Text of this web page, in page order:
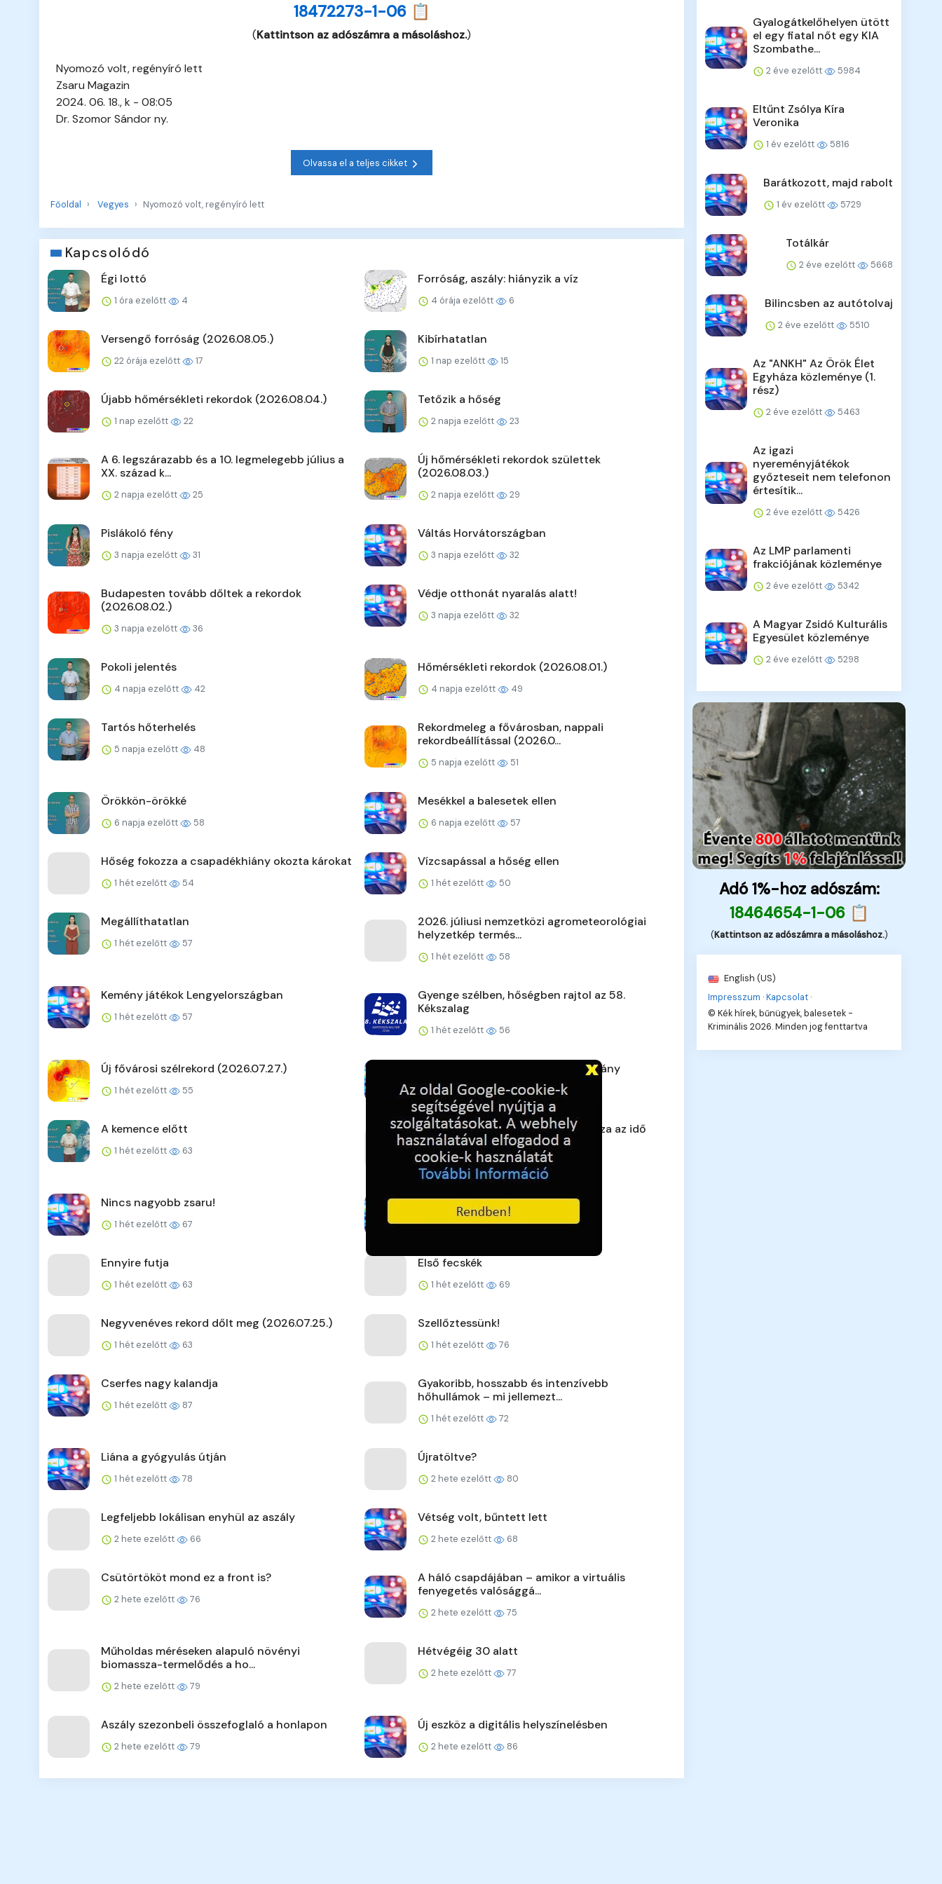
18472273-1-06 📋
(Kattintson az adószámra a másoláshoz.)
Nyomozó volt, regényíró lett
Zsaru Magazin
2024. 06. 18., k - 08:05
Dr. Szomor Sándor ny.
Olvassa el a teljes cikket
Főoldal Vegyes Nyomozó volt, regényíró lett
Kapcsolódó
Égi lottó
1 óra ezelőtt 4
Forróság, aszály: hiányzik a víz
4 órája ezelőtt 6
Versengő forróság (2026.08.05.)
22 órája ezelőtt 17
Kibírhatatlan
1 nap ezelőtt 15
Újabb hőmérsékleti rekordok (2026.08.04.)
1 nap ezelőtt 22
Tetőzik a hőség
2 napja ezelőtt 23
A 6. legszárazabb és a 10. legmelegebb július a
XX. század k...
2 napja ezelőtt 25
Új hőmérsékleti rekordok születtek
(2026.08.03.)
2 napja ezelőtt 29
Pislákoló fény
3 napja ezelőtt 31
Váltás Horvátországban
3 napja ezelőtt 32
Budapesten tovább dőltek a rekordok
(2026.08.02.)
3 napja ezelőtt 36
Védje otthonát nyaralás alatt!
3 napja ezelőtt 32
Pokoli jelentés
4 napja ezelőtt 42
Hőmérsékleti rekordok (2026.08.01.)
4 napja ezelőtt 49
Tartós hőterhelés
5 napja ezelőtt 48
Rekordmeleg a fővárosban, nappali
rekordbeállítással (2026.0...
5 napja ezelőtt 51
Örökkön-örökké
6 napja ezelőtt 58
Mesékkel a balesetek ellen
6 napja ezelőtt 57
Hőség fokozza a csapadékhiány okozta károkat
1 hét ezelőtt 54
Vízcsapással a hőség ellen
1 hét ezelőtt 50
Megállíthatatlan
1 hét ezelőtt 57
2026. júliusi nemzetközi agrometeorológiai
helyzetkép termés...
1 hét ezelőtt 58
Kemény játékok Lengyelországban
1 hét ezelőtt 57
Gyenge szélben, hőségben rajtol az 58.
Kékszalag
1 hét ezelőtt 56
Új fővárosi szélrekord (2026.07.27.)
1 hét ezelőtt 55
Zsaruk a körzetből: Borsodi tanulmány
1 hét ezelőtt 56
A kemence előtt
1 hét ezelőtt 63
A szárazság mellett hőség is fokozza az idő
előtti növényszá...
1 hét ezelőtt 64
Nincs nagyobb zsaru!
1 hét ezelőtt 67
Hajnali életmentés a Dunán
1 hét ezelőtt 64
Ennyire futja
1 hét ezelőtt 63
Első fecskék
1 hét ezelőtt 69
Negyvenéves rekord dőlt meg (2026.07.25.)
1 hét ezelőtt 63
Szellőztessünk!
1 hét ezelőtt 76
Cserfes nagy kalandja
1 hét ezelőtt 87
Gyakoribb, hosszabb és intenzívebb
hőhullámok – mi jellemezt...
1 hét ezelőtt 72
Liána a gyógyulás útján
1 hét ezelőtt 78
Újratöltve?
2 hete ezelőtt 80
Legfeljebb lokálisan enyhül az aszály
2 hete ezelőtt 66
Vétség volt, bűntett lett
2 hete ezelőtt 68
Csütörtököt mond ez a front is?
2 hete ezelőtt 76
A háló csapdájában – amikor a virtuális
fenyegetés valósággá...
2 hete ezelőtt 75
Műholdas méréseken alapuló növényi
biomassza-termelődés a ho...
2 hete ezelőtt 79
Hétvégéig 30 alatt
2 hete ezelőtt 77
Aszály szezonbeli összefoglaló a honlapon
2 hete ezelőtt 79
Új eszköz a digitális helyszínelésben
2 hete ezelőtt 86
Gyalogátkelőhelyen ütött
el egy fiatal nőt egy KIA
Szombathe...
2 éve ezelőtt 5984
Eltűnt Zsólya Kíra
Veronika
1 év ezelőtt 5816
Barátkozott, majd rabolt
1 év ezelőtt 5729
Totálkár
2 éve ezelőtt 5668
Bilincsben az autótolvaj
2 éve ezelőtt 5510
Az "ANKH" Az Örök Élet
Egyháza közleménye (1.
rész)
2 éve ezelőtt 5463
Az igazi
nyereményjátékok
győzteseit nem telefonon
értesítik...
2 éve ezelőtt 5426
Az LMP parlamenti
frakciójának közleménye
2 éve ezelőtt 5342
A Magyar Zsidó Kulturális
Egyesület közleménye
2 éve ezelőtt 5298
Adó 1%-hoz adószám:
18464654-1-06 📋
(Kattintson az adószámra a másoláshoz.)
English (US)
Impresszum ·Kapcsolat ·
© Kék hírek, bűnügyek, balesetek -
Kriminális 2026. Minden jog fenttartva